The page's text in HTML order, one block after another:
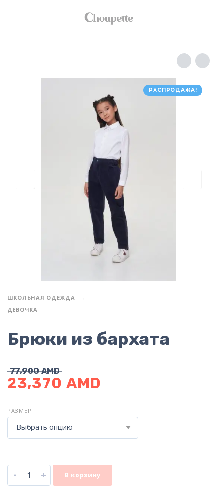
РАСПРОДАЖА!
ШКОЛЬНАЯ ОДЕЖДА
ДЕВОЧКА
Брюки из бархата
77,900AMD
23,370 AMD
РАЗМЕР
Выбрать опцию
- + В корзину